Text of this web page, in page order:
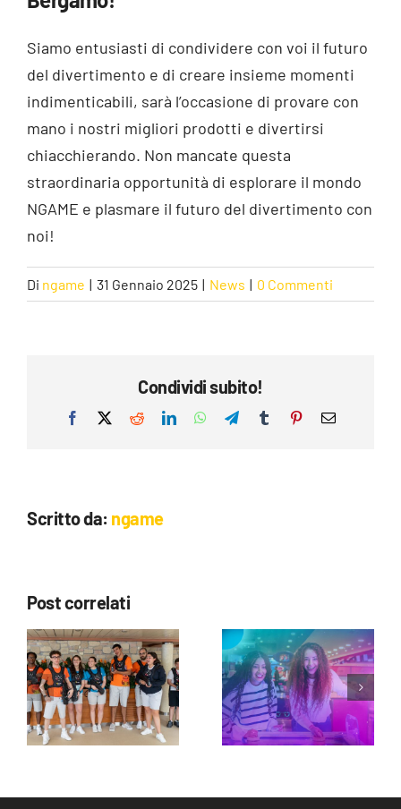
Siamo entusiasti di condividere con voi il futuro
del divertimento e di creare insieme momenti
indimenticabili, sarà l’occasione di provare con
mano i nostri migliori prodotti e divertirsi
chiacchierando. Non mancate questa
straordinaria opportunità di esplorare il mondo
NGAME e plasmare il futuro del divertimento con
noi!
Di ngame | 31 Gennaio 2025 | News | 0 Commenti
Condividi subito!
Facebook RedditLinkedInWhatsApp
TelegramTumblr PinterestEmail
Scritto da: ngame
Post correlati